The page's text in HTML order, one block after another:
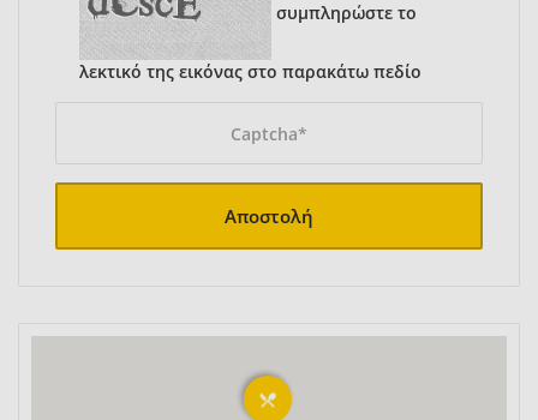
συμπληρώστε το
λεκτικό της εικόνας στο παρακάτω πεδίο
Αποστολή